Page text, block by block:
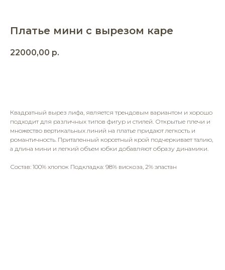
Платье мини с вырезом каре
22000,00 р.
Квадратный вырез лифа, является трендовым вариантом и хорошо
подходит для различных типов фигур и стилей. Открытые плечи и
множество вертикальных линий на платье придают легкость и
романтичность. Приталенный корсетный крой подчеркивает талию,
а длина мини и легкий объем юбки добавляют образу динамики.
Состав: 100% хлопок Подкладка: 98% вискоза, 2% эластан